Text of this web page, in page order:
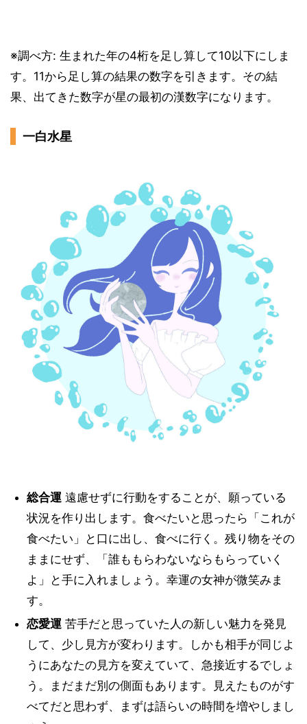
※調べ方: 生まれた年の4桁を足し算して10以下にしま
す。11から足し算の結果の数字を引きます。その結
果、出てきた数字が星の最初の漢数字になります。
一白水星
総合運遠慮せずに行動をすることが、願っている
状況を作り出します。食べたいと思ったら「これが
食べたい」と口に出し、食べに行く。残り物をその
ままにせず、「誰ももらわないならもらっていく
よ」と手に入れましょう。幸運の女神が微笑みま
す。
恋愛運苦手だと思っていた人の新しい魅力を発見
して、少し見方が変わります。しかも相手が同じよ
うにあなたの見方を変えていて、急接近するでしょ
う。まだまだ別の側面もあります。見えたものがす
べてだと思わず、まずは語らいの時間を増やしまし